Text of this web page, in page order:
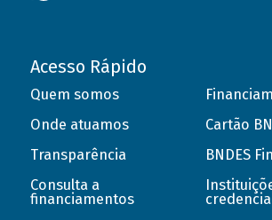
Acesso Rápido
Quem somos
Onde atuamos
Transparência
Consulta a
financiamentos
Cartão
BNDES